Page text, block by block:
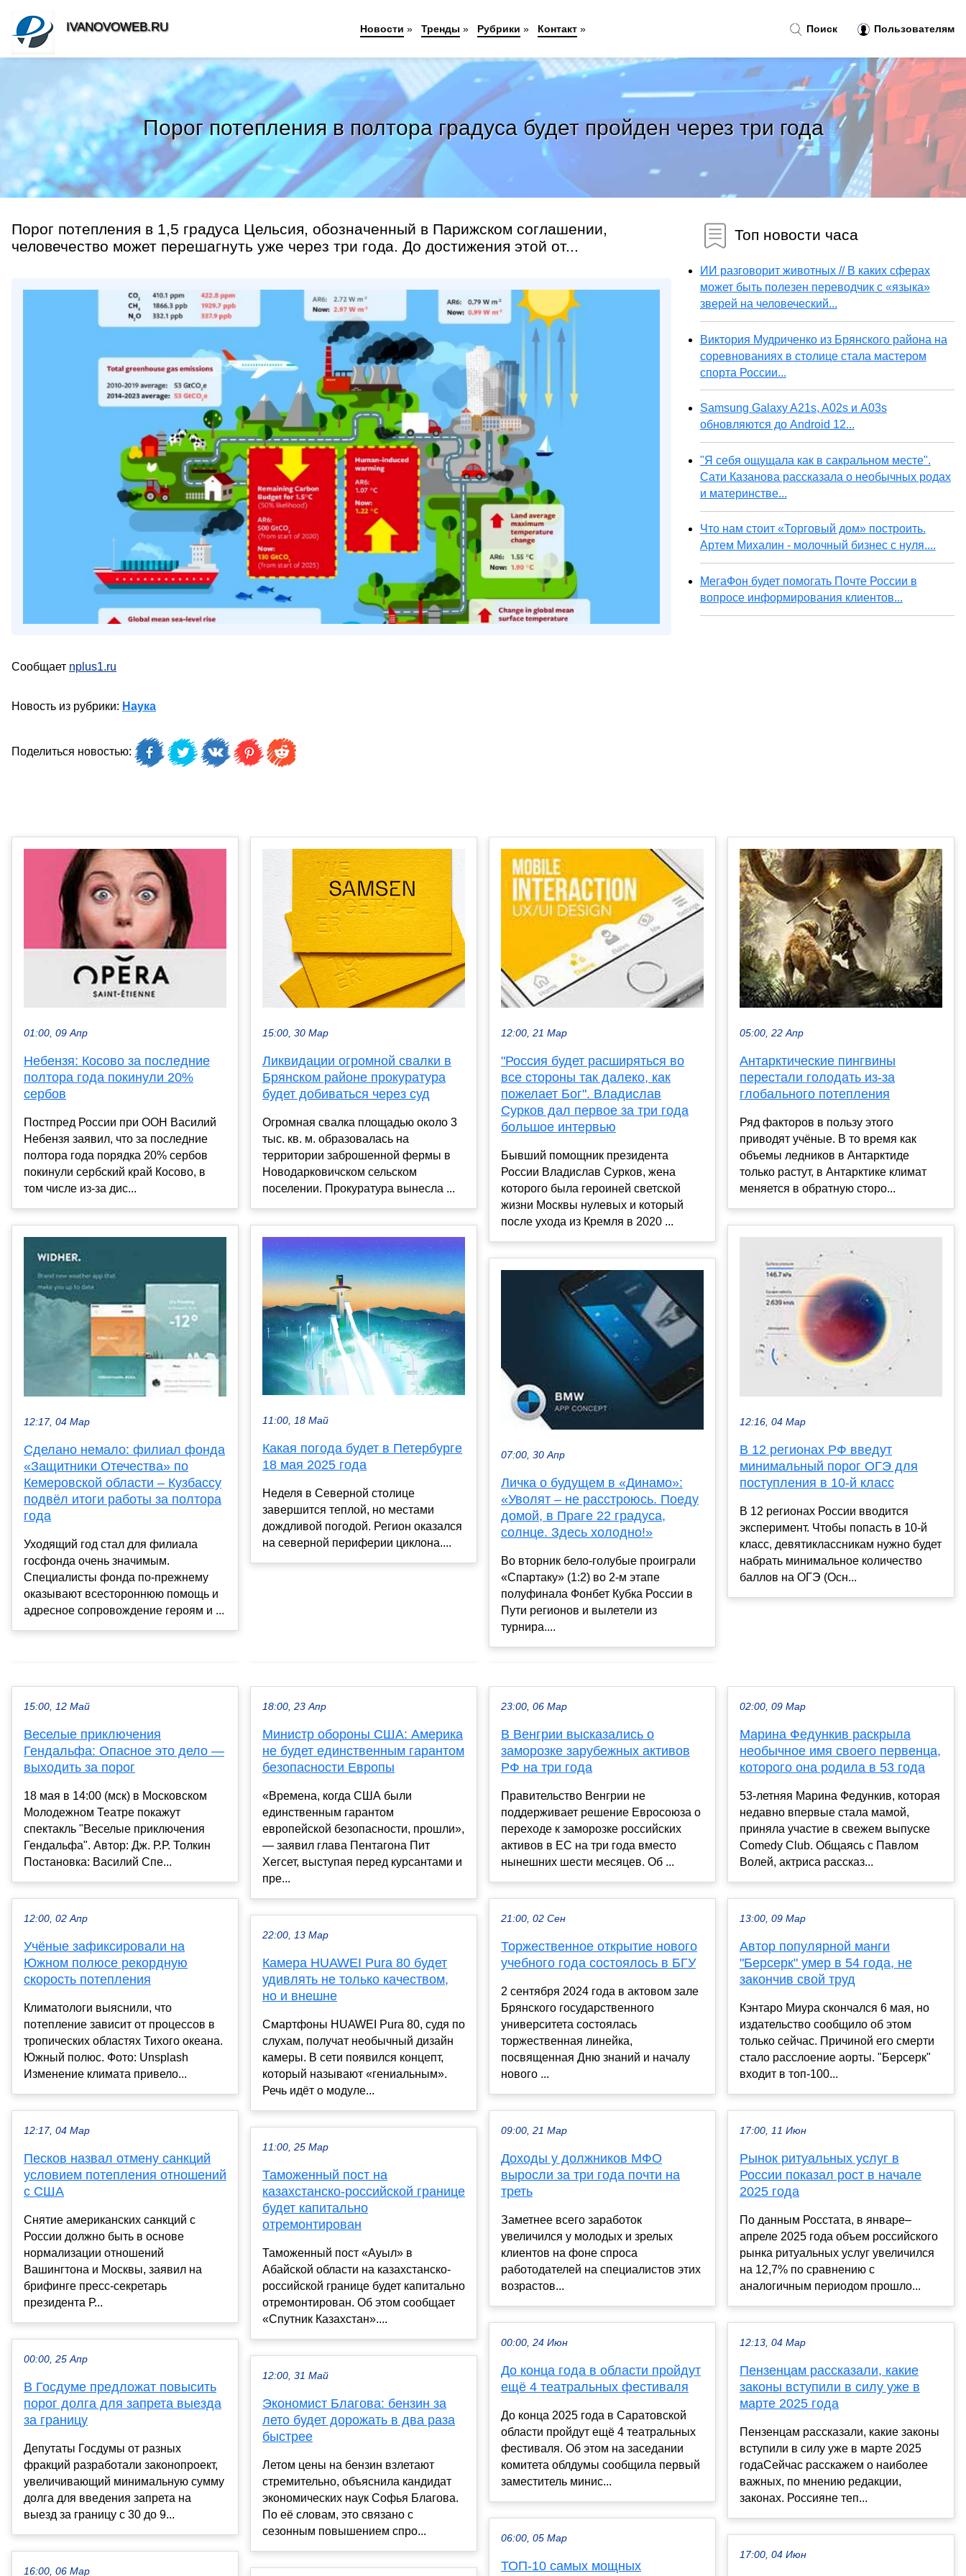
Порог потепления в полтора градуса будет пройден через три года
Порог потепления в 1,5 градуса Цельсия, обозначенный в Парижском соглашении,
человечество может перешагнуть уже через три года. До достижения этой от...
Сообщает nplus1.ru
Новость из рубрики: Наука
Поделиться новостью:
Топ новости часа
ИИ разговорит животных // В каких сферах
может быть полезен переводчик с «языка»
зверей на человеческий...
Виктория Мудриченко из Брянского района на
соревнованиях в столице стала мастером
спорта России...
Samsung Galaxy A21s, A02s и A03s
обновляются до Android 12...
"Я себя ощущала как в сакральном месте".
Сати Казанова рассказала о необычных родах
и материнстве...
Что нам стоит «Торговый дом» построить.
Артем Михалин - молочный бизнес с нуля....
МегаФон будет помогать Почте России в
вопросе информирования клиентов...
01:00, 09 Апр
Небензя: Косово за последние
полтора года покинули 20%
сербов
Постпред России при ООН Василий
Небензя заявил, что за последние
полтора года порядка 20% сербов
покинули сербский край Косово, в
том числе из-за дис...
12:17, 04 Мар
Сделано немало: филиал фонда
«Защитники Отечества» по
Кемеровской области – Кузбассу
подвёл итоги работы за полтора
года
Уходящий год стал для филиала
госфонда очень значимым.
Специалисты фонда по-прежнему
оказывают всестороннюю помощь и
адресное сопровождение героям и ...
15:00, 30 Мар
Ликвидации огромной свалки в
Брянском районе прокуратура
будет добиваться через суд
Огромная свалка площадью около 3
тыс. кв. м. образовалась на
территории заброшенной фермы в
Новодарковичском сельском
поселении. Прокуратура вынесла ...
11:00, 18 Май
Какая погода будет в Петербурге
18 мая 2025 года
Неделя в Северной столице
завершится теплой, но местами
дождливой погодой. Регион оказался
на северной периферии циклона....
12:00, 21 Мар
"Россия будет расширяться во
все стороны так далеко, как
пожелает Бог". Владислав
Сурков дал первое за три года
большое интервью
Бывший помощник президента
России Владислав Сурков, жена
которого была героиней светской
жизни Москвы нулевых и который
после ухода из Кремля в 2020 ...
07:00, 30 Апр
Личка о будущем в «Динамо»:
«Уволят – не расстроюсь. Поеду
домой, в Праге 22 градуса,
солнце. Здесь холодно!»
Во вторник бело-голубые проиграли
«Спартаку» (1:2) во 2-м этапе
полуфинала Фонбет Кубка России в
Пути регионов и вылетели из
турнира....
05:00, 22 Апр
Антарктические пингвины
перестали голодать из-за
глобального потепления
Ряд факторов в пользу этого
приводят учёные. В то время как
объемы ледников в Антарктиде
только растут, в Антарктике климат
меняется в обратную сторо...
12:16, 04 Мар
В 12 регионах РФ введут
минимальный порог ОГЭ для
поступления в 10-й класс
В 12 регионах России вводится
эксперимент. Чтобы попасть в 10-й
класс, девятиклассникам нужно будет
набрать минимальное количество
баллов на ОГЭ (Осн...
15:00, 12 Май
Веселые приключения
Гендальфа: Опасное это дело —
выходить за порог
18 мая в 14:00 (мск) в Московском
Молодежном Театре покажут
спектакль "Веселые приключения
Гендальфа". Автор: Дж. Р.Р. Толкин
Постановка: Василий Спе...
12:00, 02 Апр
Учёные зафиксировали на
Южном полюсе рекордную
скорость потепления
Климатологи выяснили, что
потепление зависит от процессов в
тропических областях Тихого океана.
Южный полюс. Фото: Unsplash
Изменение климата привело...
12:17, 04 Мар
Песков назвал отмену санкций
условием потепления отношений
с США
Снятие американских санкций с
России должно быть в основе
нормализации отношений
Вашингтона и Москвы, заявил на
брифинге пресс-секретарь
президента Р...
00:00, 25 Апр
В Госдуме предложат повысить
порог долга для запрета выезда
за границу
Депутаты Госдумы от разных
фракций разработали законопроект,
увеличивающий минимальную сумму
долга для введения запрета на
выезд за границу с 30 до 9...
16:00, 06 Мар
18:00, 23 Апр
Министр обороны США: Америка
не будет единственным гарантом
безопасности Европы
«Времена, когда США были
единственным гарантом
европейской безопасности, прошли»,
— заявил глава Пентагона Пит
Хегсет, выступая перед курсантами и
пре...
22:00, 13 Мар
Камера HUAWEI Pura 80 будет
удивлять не только качеством,
но и внешне
Смартфоны HUAWEI Pura 80, судя по
слухам, получат необычный дизайн
камеры. В сети появился концепт,
который называют «гениальным».
Речь идёт о модуле...
11:00, 25 Мар
Таможенный пост на
казахстанско-российской границе
будет капитально
отремонтирован
Таможенный пост «Ауыл» в
Абайской области на казахстанско-
российской границе будет капитально
отремонтирован. Об этом сообщает
«Спутник Казахстан»....
12:00, 31 Май
Экономист Благова: бензин за
лето будет дорожать в два раза
быстрее
Летом цены на бензин взлетают
стремительно, объяснила кандидат
экономических наук Софья Благова.
По её словам, это связано с
сезонным повышением спро...
23:00, 06 Мар
В Венгрии высказались о
заморозке зарубежных активов
РФ на три года
Правительство Венгрии не
поддерживает решение Евросоюза о
переходе к заморозке российских
активов в ЕС на три года вместо
нынешних шести месяцев. Об ...
21:00, 02 Сен
Торжественное открытие нового
учебного года состоялось в БГУ
2 сентября 2024 года в актовом зале
Брянского государственного
университета состоялась
торжественная линейка,
посвященная Дню знаний и началу
нового ...
09:00, 21 Мар
Доходы у должников МФО
выросли за три года почти на
треть
Заметнее всего заработок
увеличился у молодых и зрелых
клиентов на фоне спроса
работодателей на специалистов этих
возрастов...
00:00, 24 Июн
До конца года в области пройдут
ещё 4 театральных фестиваля
До конца 2025 года в Саратовской
области пройдут ещё 4 театральных
фестиваля. Об этом на заседании
комитета облдумы сообщила первый
заместитель минис...
06:00, 05 Мар
ТОП-10 самых мощных
02:00, 09 Мар
Марина Федункив раскрыла
необычное имя своего первенца,
которого она родила в 53 года
53-летняя Марина Федункив, которая
недавно впервые стала мамой,
приняла участие в свежем выпуске
Comedy Club. Общаясь с Павлом
Волей, актриса рассказ...
13:00, 09 Мар
Автор популярной манги
"Берсерк" умер в 54 года, не
закончив свой труд
Кэнтаро Миура скончался 6 мая, но
издательство сообщило об этом
только сейчас. Причиной его смерти
стало расслоение аорты. "Берсерк"
входит в топ-100...
17:00, 11 Июн
Рынок ритуальных услуг в
России показал рост в начале
2025 года
По данным Росстата, в январе–
апреле 2025 года объем российского
рынка ритуальных услуг увеличился
на 12,7% по сравнению с
аналогичным периодом прошло...
12:13, 04 Мар
Пензенцам рассказали, какие
законы вступили в силу уже в
марте 2025 года
Пензенцам рассказали, какие законы
вступили в силу уже в марте 2025
годаСейчас расскажем о наиболее
важных, по мнению редакции,
законах. Россияне теп...
17:00, 04 Июн
Поиск Пользователям
IVANOVOWEB.RU Новости » Тренды » Рубрики » Контакт »